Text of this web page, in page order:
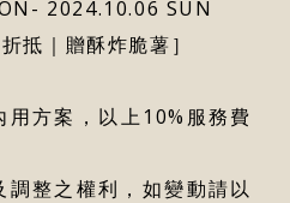
2024.10.06 SUN
抵｜贈酥炸脆薯］
方案，以上10%服務費
整之權利，如變動請以